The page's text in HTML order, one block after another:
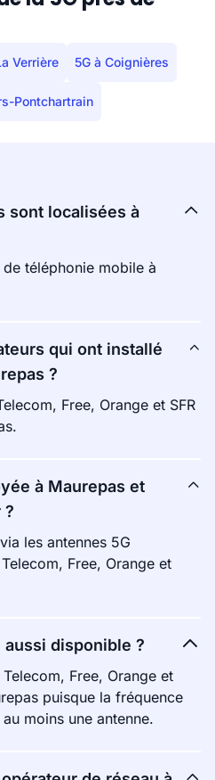
Verrière 5G à Coignières
Pontchartrain
sont localisées à
téléphonie mobile à
qui ont installé
?
Free, Orange et SFR
à Maurepas et
?
les antennes 5G
Free, Orange et
aussi disponible ?
Free, Orange et
puisque la fréquence
moins une antenne.